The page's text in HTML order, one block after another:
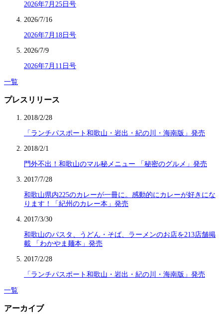
2026年7月25日号
2026/7/16
2026年7月18日号
2026/7/9
2026年7月11日号
一覧
プレスリリース
2018/2/28
「ランチパスポート和歌山・岩出・紀の川・海南版」発売
2018/2/1
門外不出！和歌山のマル秘メニュー 「秘密のグルメ」発売
2017/7/28
和歌山県内225のカレーが一冊に。感動的にカレーが好きにな
ります！「紀州のカレー本」発売
2017/3/30
和歌山のパスタ、うどん・そば、ラーメンのお店を213店舗掲
載 「わかやま麺本」発売
2017/2/28
「ランチパスポート和歌山・岩出・紀の川・海南版」発売
一覧
アーカイブ